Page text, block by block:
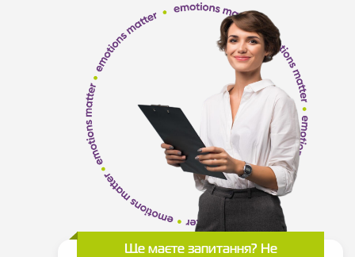
Ще маєте запитання? Не